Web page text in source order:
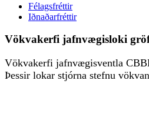
Félagsfréttir
Iðnaðarfréttir
Vökvakerfi jafnvægisloki
Vökvakerfi jafnvægisventla
Þessir lokar stjórna stefnu